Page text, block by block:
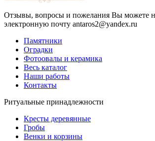
Отзывы, вопросы и пожелания Вы можете
электронную почту antaros2@yandex.ru
Памятники
Оградки
Фотоовалы и керамика
Весь каталог
Наши работы
Контакты
Ритуальные принадлежности
Кресты деревянные
Гробы
Венки и корзины